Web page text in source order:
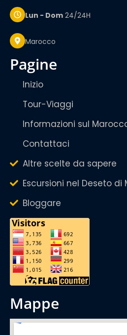
Lun - Dom 24/24H
Marocco
pagine
Inizio
Tour-Viaggi
Informazioni sul
Contattaci
Altre scelte da sapere
Escursioni nel Deseto di
Bloggare
mappe